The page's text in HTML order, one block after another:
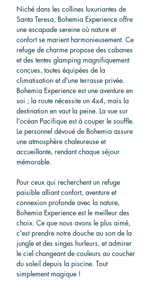
Niché dans les collines luxuriantes de
Santa Teresa, Bohemia Experience offre
une escapade sereine où nature et
confort se marient harmonieusement. Ce
refuge de charme propose des cabanes
et des tentes glamping magnifiquement
conçues, toutes équipées de la
climatisation et d'une terrasse privée.
Bohemia Experience est une aventure en
soi ; la route nécessite un 4x4, mais la
destination en vaut la peine. La vue sur
l'océan Pacifique est à couper le souffle.
Le personnel dévoué de Bohemia assure
une atmosphère chaleureuse et
accueillante, rendant chaque séjour
mémorable.
Pour ceux qui recherchent un refuge
paisible alliant confort, aventure et
connexion profonde avec la nature,
Bohemia Experience est le meilleur des
choix. Ce que nous avons le plus aimé,
c'est prendre notre douche au son de la
jungle et des singes hurleurs, et admirer
le ciel changeant de couleurs au coucher
du soleil depuis la piscine. Tout
simplement magique !